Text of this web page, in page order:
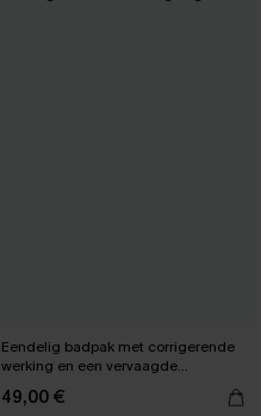
Eendelig badpak met corrigerende
werking en een vervaagde
49,00 €
【AG18】2 met 10% korting